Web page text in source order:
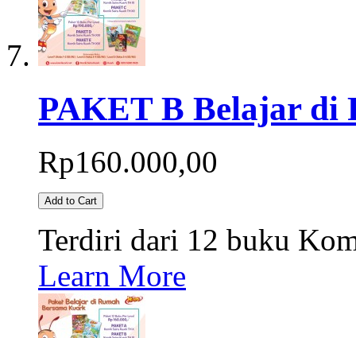
PAKET B Belajar di
Rp160.000,00
Add to Cart
Terdiri dari 12 buku
Learn More